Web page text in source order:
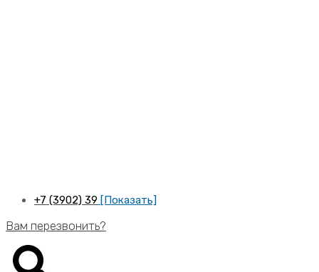
+7 (3902) 39 [Показать]
Вам перезвонить?